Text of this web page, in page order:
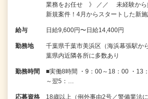
業務をお任せ 》 ／／ 未経験か
新規案件！4月からスタートした新施
給与 日給9,600円〜日給14,400円
勤務地
千葉県千葉市美浜区（海浜幕張駅
葉県内近隣各所に多数あり
勤務時間
■実働8時間 ・9：00～18：00 ・13
～翌5：…
応募資格
18歳以上（例外事由2号／警備業法